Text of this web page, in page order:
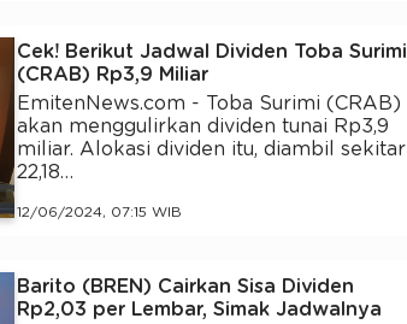
Cek! Berikut Jadwal Dividen Toba Surimi
(CRAB) Rp3,9 Miliar
EmitenNews.com - Toba Surimi (CRAB)
akan menggulirkan dividen tunai Rp3,9
miliar. Alokasi dividen itu, diambil sekitar
22,18…
12/06/2024, 07:15 WIB
Barito (BREN) Cairkan Sisa Dividen
Rp2,03 per Lembar, Simak Jadwalnya